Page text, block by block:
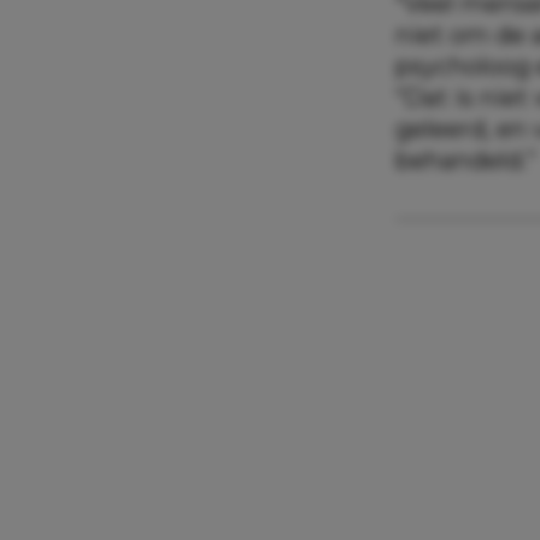
niet om de
“Dat is
geleerd, en
behandeld.”